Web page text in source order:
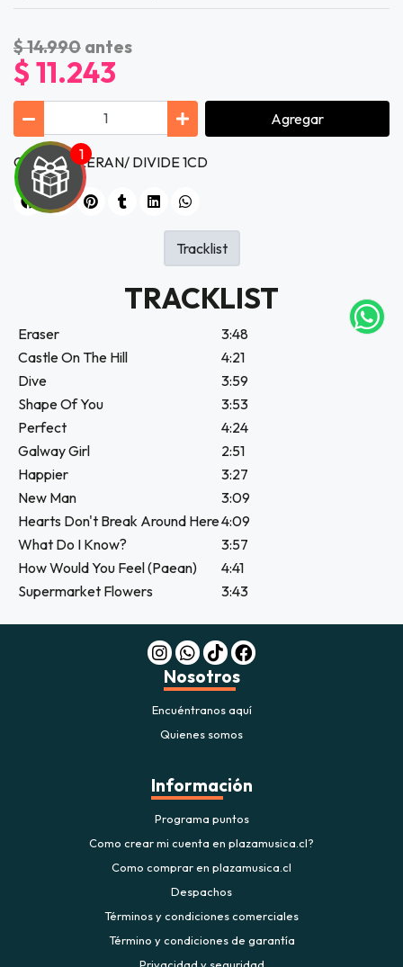
$ 14.990 antes
$ 11.243
Agregar
CD ED SHEERAN/ DIVIDE 1CD
TRACKLIST
Eraser
3:48
Castle On The Hill
4:21
Dive
3:59
Shape Of You
3:53
Perfect
4:24
Galway Girl
2:51
Happier
3:27
New Man
3:09
Hearts Don't Break Around Here4:09
What Do I Know?
3:57
How Would You Feel (Paean)
4:41
Supermarket Flowers
3:43
Tracklist
Nosotros
Encuéntranos aquí
Quienes somos
Información
Programa puntos
Como crear mi cuenta en plazamusica.cl?
Como comprar en plazamusica.cl
Despachos
Términos y condiciones comerciales
Término y condiciones de garantía